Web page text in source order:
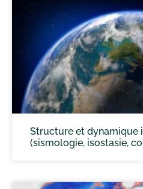
Structure et dynamique
(sismologie, isostasie,